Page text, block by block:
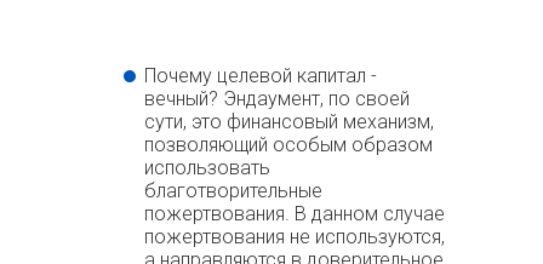
Почему целевой капитал -
вечный? Эндаумент, по своей
сути, это финансовый механизм,
позволяющий особым образом
использовать
благотворительные
пожертвования. В данном случае
пожертвования не используются,